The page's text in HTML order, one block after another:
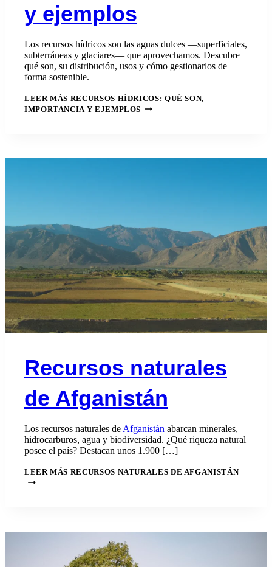
y ejemplos
Los recursos hídricos son las aguas dulces —superficiales,
subterráneas y glaciares— que aprovechamos. Descubre
qué son, su distribución, usos y cómo gestionarlos de
forma sostenible.
LEER MÁS RECURSOS HÍDRICOS: QUÉ SON,
IMPORTANCIA Y EJEMPLOS
Recursos naturales
de Afganistán
Los recursos naturales de Afganistán abarcan minerales,
hidrocarburos, agua y biodiversidad. ¿Qué riqueza natural
posee el país? Destacan unos 1.900 […]
LEER MÁS RECURSOS NATURALES DE AFGANISTÁN